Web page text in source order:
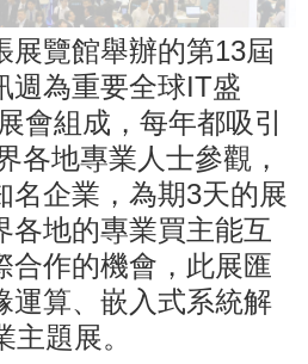
展覽館舉辦的第13屆
週為重要全球IT盛
會組成，每年都吸引
各地專業人士參觀，
名企業，為期3天的展
各地的專業買主能互
合作的機會，此展匯
運算、嵌入式系統解
題展。